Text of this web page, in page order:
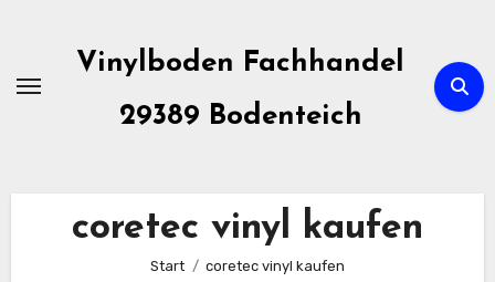
springen
Vinylboden Fachhandel
29389 Bodenteich
coretec vinyl kaufen
Start coretec vinyl kaufen